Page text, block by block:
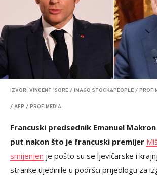
IZVOR: VINCENT ISORE / IMAGO STOCK&PEOPLE /
/ AFP / PROFIMEDIA
Francuski predsednik Emanuel
put nakon što je francuski premijer
smijenjen je pošto su se ljevičarske i
stranke ujedinile u podršci prijedlogu za